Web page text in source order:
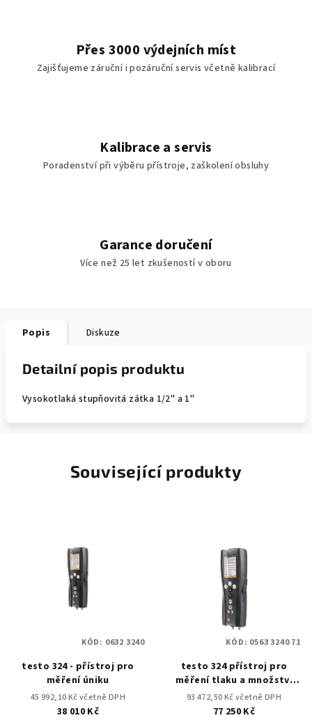
Přes 3000 výdejních míst
Zajišťujeme záruční i pozáruční servis včetně kalibrací
Kalibrace a servis
Poradenství při výběru přístroje, zaškolení obsluhy
Garance doručení
Více než 25 let zkušeností v oboru
Popis Diskuze
Detailní popis produktu
Vysokotlaká stupňovitá zátka 1/2" a 1"
Související produkty
testo 324 - přístroj pro
měření úniku
45 992,10 Kč včetně DPH
38 010 Kč
KÓD: 0632 3240
testo 324 přístroj pro
měření tlaku a množství
úniku sada 2
93 472,50 Kč včetně DPH
77 250 Kč
KÓD: 0563 3240 71